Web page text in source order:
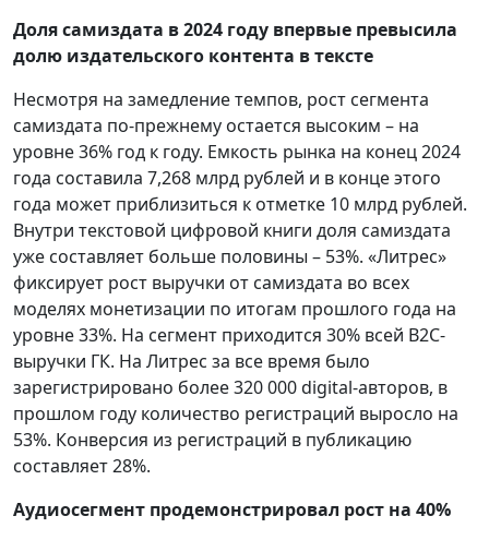
Доля самиздата в 2024 году впервые превысила
долю издательского контента в тексте
Несмотря на замедление темпов, рост сегмента
самиздата по-прежнему остается высоким – на
уровне 36% год к году. Емкость рынка на конец 2024
года составила 7,268 млрд рублей и в конце этого
года может приблизиться к отметке 10 млрд рублей.
Внутри текстовой цифровой книги доля самиздата
уже составляет больше половины – 53%. «Литрес»
фиксирует рост выручки от самиздата во всех
моделях монетизации по итогам прошлого года на
уровне 33%. На сегмент приходится 30% всей B2C-
выручки ГК. На Литрес за все время было
зарегистрировано более 320 000 digital-авторов, в
прошлом году количество регистраций выросло на
53%. Конверсия из регистраций в публикацию
составляет 28%.
Аудиосегмент продемонстрировал рост на 40%